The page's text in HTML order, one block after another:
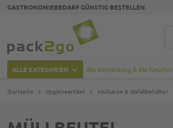
GASTRONOMIEBEDARF GÜNSTIG BESTELLEN
ALLE KATEGORIEN Bio Verpackung & Bio Geschirr
Startseite Hygieneartikel Müllsäcke & Abfallbehälter